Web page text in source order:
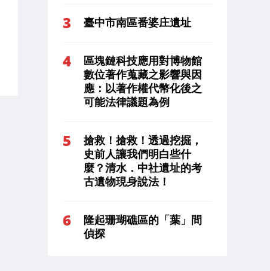
臺中市南區番婆庄遺址
區塊鏈科技應用對博物館
數位著作蒐藏之影響與因
應：以著作權代幣化後之
可能法律議題為例
搶救！搶救！透過挖掘，
史前人讓我們明白些什
麼？清水．中社遺址的考
古遺物現身說法！
隆起珊瑚礁區的「葉」間
偵探